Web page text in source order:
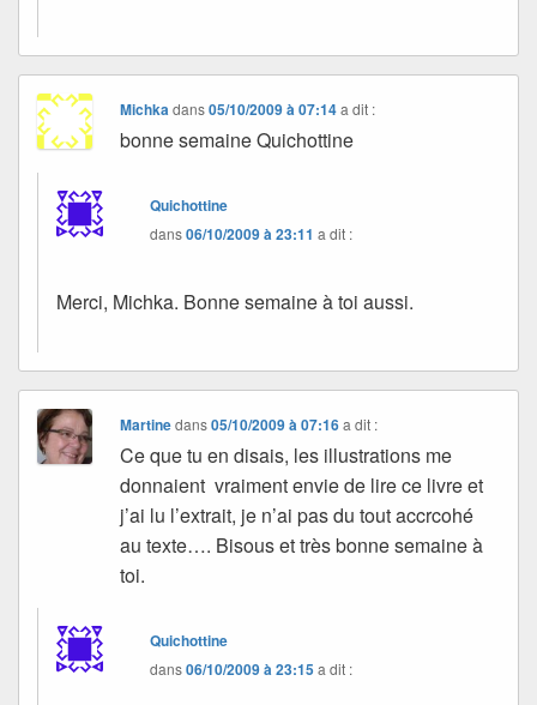
Michkadans05/10/2009 à 07:14 a dit :
bonne semaine Quichottine
Quichottine
dans06/10/2009 à 23:11 a dit :
Merci, Michka. Bonne semaine à toi aussi.
Martinedans05/10/2009 à 07:16 a dit :
Ce que tu en disais, les illustrations me
donnaient vraiment envie de lire ce livre et
j’ai lu l’extrait, je n’ai pas du tout accrcohé
au texte…. Bisous et très bonne semaine à
toi.
Quichottine
dans06/10/2009 à 23:15a dit :